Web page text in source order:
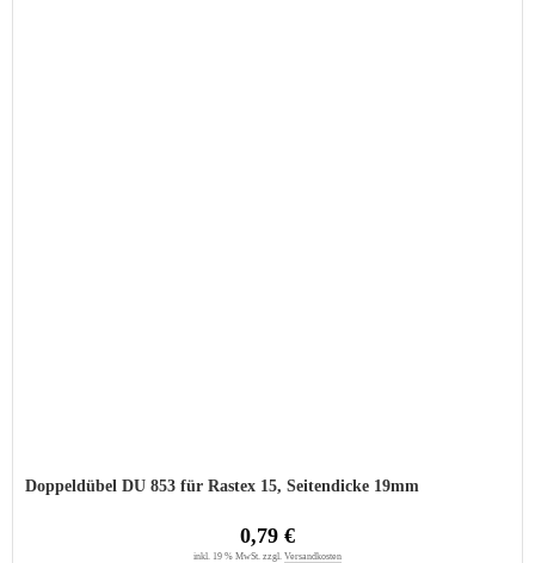
Doppeldübel DU 853 für Rastex 15, Seitendicke 19mm
0,79 €
inkl. 19 % MwSt. zzgl. Versandkosten